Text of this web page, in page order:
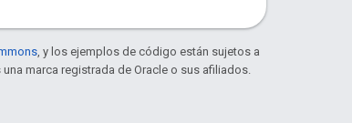
, y los ejemplos de código están sujetos a
una marca registrada de Oracle o sus afiliados.